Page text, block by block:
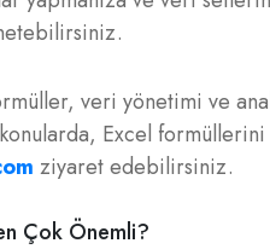
veri yönetimi ve
Excel
ziyaret edebilirsiniz.
Çok Önemli?